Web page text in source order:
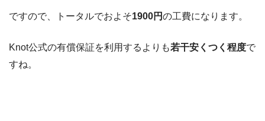
ですので、トータルでおよそ1900円の工費になります。
Knot公式の有償保証を利用するよりも若干安くつく程度で
すね。